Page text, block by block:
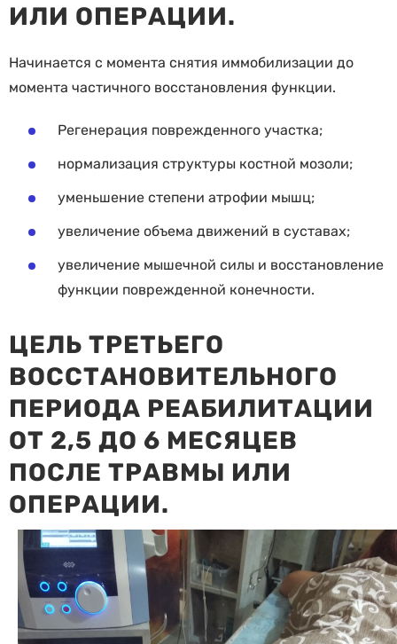
ИЛИ ОПЕРАЦИИ.
Начинается с момента снятия иммобилизации до
момента частичного восстановления функции.
Регенерация поврежденного участка;
нормализация структуры костной мозоли;
уменьшение степени атрофии мышц;
увеличение объема движений в суставах;
увеличение мышечной силы и восстановление
функции поврежденной конечности.
ЦЕЛЬ ТРЕТЬЕГО
ВОССТАНОВИТЕЛЬНОГО
ПЕРИОДА РЕАБИЛИТАЦИИ
ОТ 2,5 ДО 6 МЕСЯЦЕВ
ПОСЛЕ ТРАВМЫ ИЛИ
ОПЕРАЦИИ.